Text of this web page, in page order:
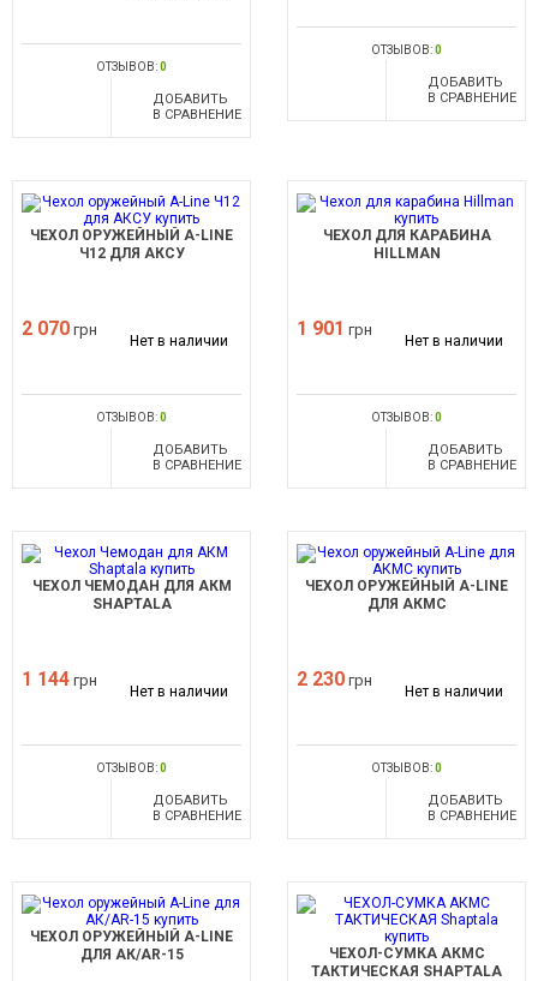
ОТЗЫВОВ:0
ДОБАВИТЬ
В СРАВНЕНИЕ
ОТЗЫВОВ:0
ДОБАВИТЬ
В СРАВНЕНИЕ
ЧЕХОЛ ОРУЖЕЙНЫЙ A-LINE
Ч12 ДЛЯ АКСУ
2 070 грн
Нет в наличии
ОТЗЫВОВ:0
ДОБАВИТЬ
В СРАВНЕНИЕ
ЧЕХОЛ ДЛЯ КАРАБИНА
HILLMAN
1 901 грн
Нет в наличии
ОТЗЫВОВ:0
ДОБАВИТЬ
В СРАВНЕНИЕ
ЧЕХОЛ ЧЕМОДАН ДЛЯ АКМ
SHAPTALA
1 144 грн
Нет в наличии
ОТЗЫВОВ:0
ДОБАВИТЬ
В СРАВНЕНИЕ
ЧЕХОЛ ОРУЖЕЙНЫЙ A-LINE
ДЛЯ АКМС
2 230 грн
Нет в наличии
ОТЗЫВОВ:0
ДОБАВИТЬ
В СРАВНЕНИЕ
ЧЕХОЛ ОРУЖЕЙНЫЙ A-LINE
ДЛЯ АК/АR-15
ЧЕХОЛ-СУМКА АКМС
ТАКТИЧЕСКАЯ SHAPTALA